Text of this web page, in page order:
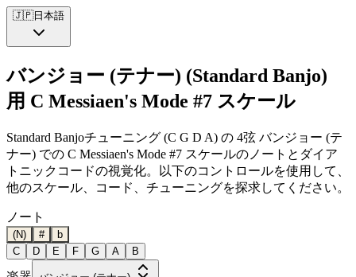
🇯🇵日本語
バンジョー (テナー) (Standard Banjo)
用 C Messiaen's Mode #7 スケール
Standard Banjoチューニング (C G D A) の 4弦 バンジョー (テ
ナー) での C Messiaen's Mode #7 スケールのノートとダイア
トニックコードの視覚化。以下のコントロールを使用して、
他のスケール、コード、チューニングを探求してください。
ノート
(N) #
b
C
D E F G A B